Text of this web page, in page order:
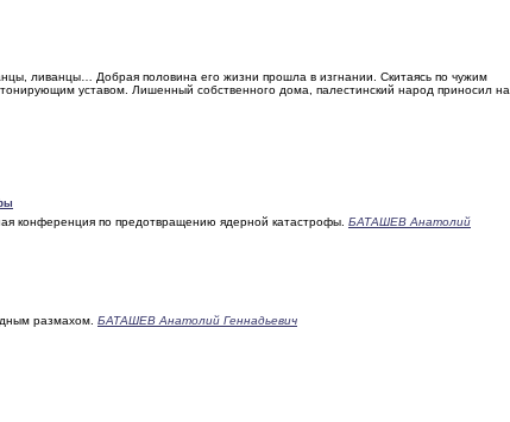
ливанцы… Добрая половина его жизни прошла в изгнании. Скитаясь по чужим
уставом. Лишенный собственного дома, палестинский народ приносил на
конференция по предотвращению ядерной катастрофы. БАТАШЕВ Анатолий
размахом. БАТАШЕВ Анатолий Геннадьевич